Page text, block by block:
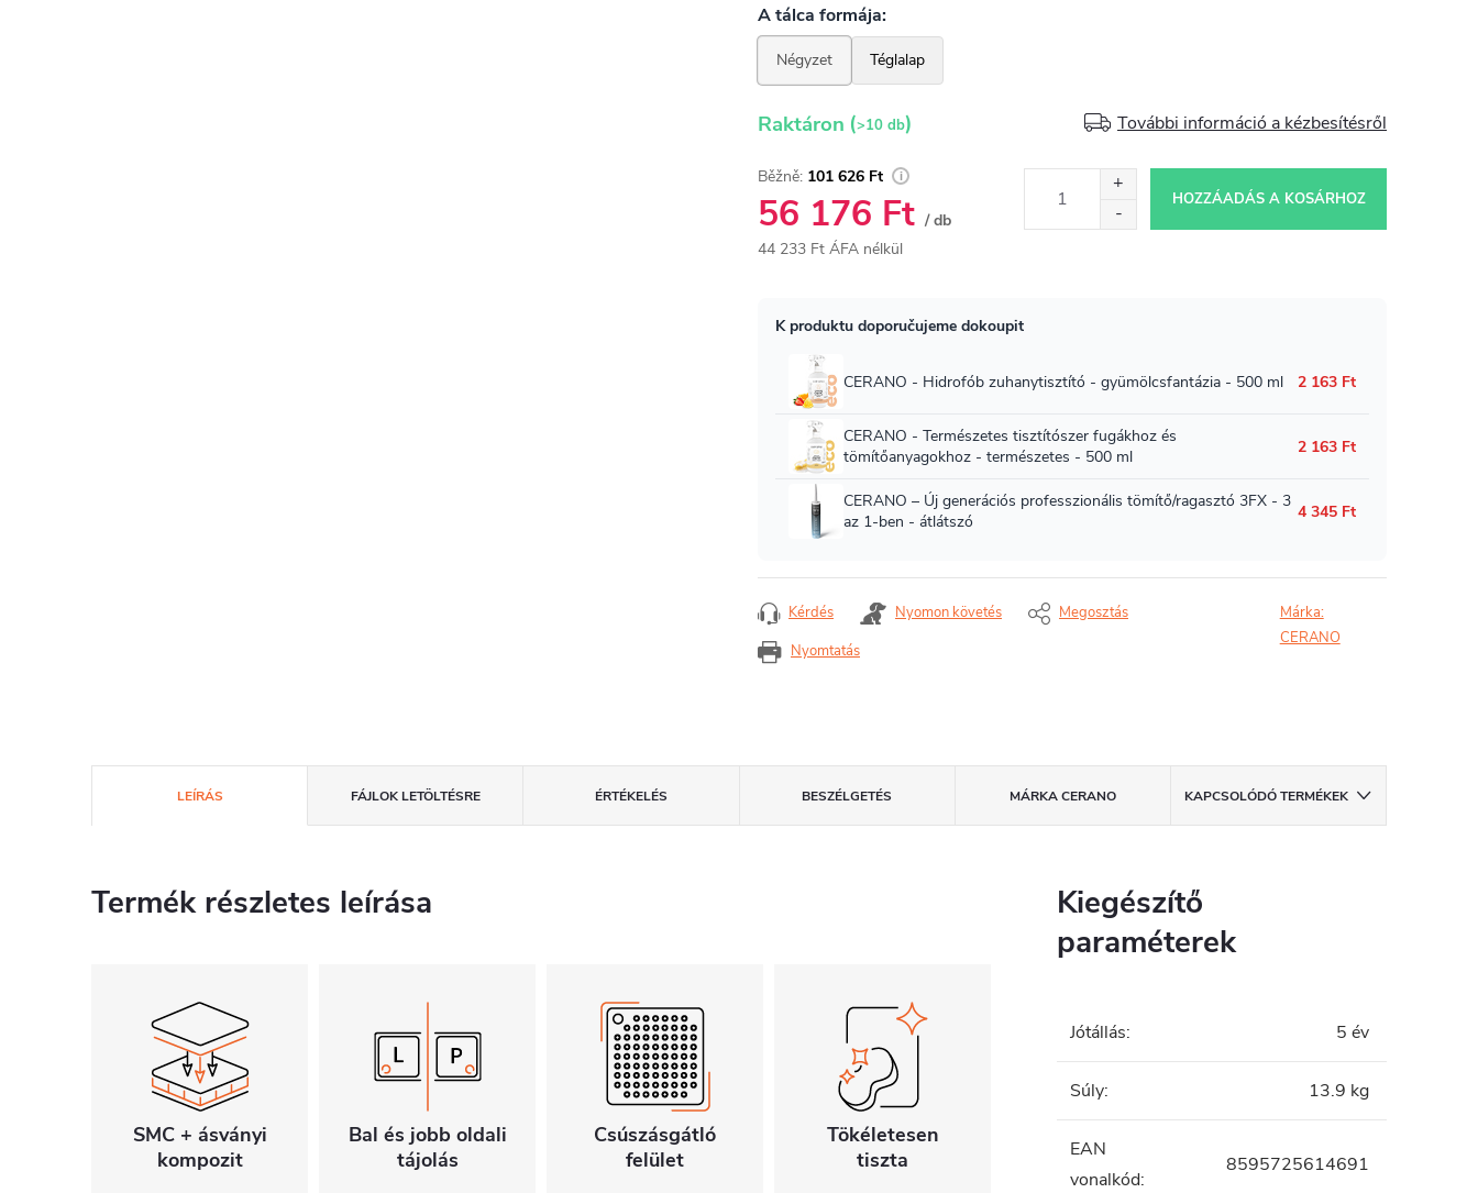
Raktáron (>10 db) További információ a kézbesítésről
101 626 Ft
56 176 Ft / db
44 233 Ft ÁFA nélkül
HOZZÁADÁS A KOSÁRHOZ
Nyomtatás
Kérdés Nyomon követés Megosztás
Márka:
CERANO
LEÍRÁS FÁJLOK LETÖLTÉSRE ÉRTÉKELÉS BESZÉLGETÉS MÁRKACERANO KAPCSOLÓDÓ TERMÉKEK
Termék részletes leírása
SMC + ásványi
kompozit
Bal és jobb oldali
tájolás
Csúszásgátló
felület
Tökéletesen
tiszta
Kiegészítő
paraméterek
Jótállás: 5 év
Súly: 13.9 kg
EAN
vonalkód:
8595725614691